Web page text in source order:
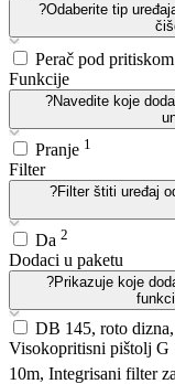
?Odaberite tip
Perač pod pritiskom
Funkcije
?Navedite koje
Pranje 1
Filter
?Filter štiti uređaj
Da 2
Dodaci u paketu
?Prikazuje koje
DB 145, roto
Visokopritisni pištolj G
10m, Integrisani filter